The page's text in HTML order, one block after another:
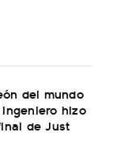
del mundo
hizo
de Just